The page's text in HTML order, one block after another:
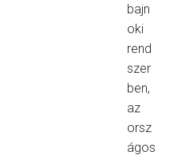
bajn
oki
rend
szer
ben,
az
orsz
ágos